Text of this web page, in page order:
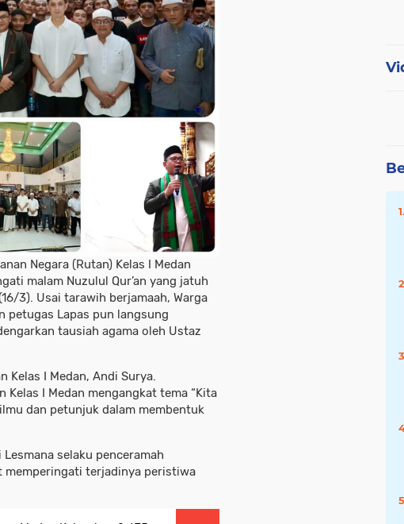
Negara (Rutan) Kelas I Medan
malam Nuzulul Qur’an yang jatuh
3). Usai tarawih berjamaah, Warga
petugas Lapas pun langsung
tausiah agama oleh Ustaz
Kelas I Medan, Andi Surya.
Kelas I Medan mengangkat tema “Kita
dan petunjuk dalam membentuk
selaku penceramah
memperingati terjadinya peristiwa